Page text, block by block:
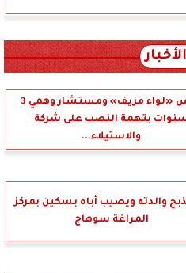
حبس «لواء مزيف» ومستشار وهمي 3
بتهمة النصب على شركة
والاستيلاء...
والدته ويصيب أباه بسكين بمركز
المراغة سوهاج